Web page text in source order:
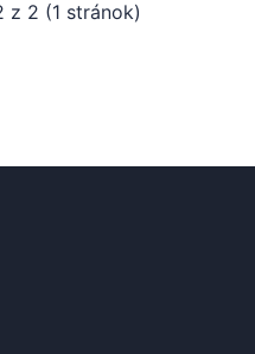
z 2 (1 stránok)